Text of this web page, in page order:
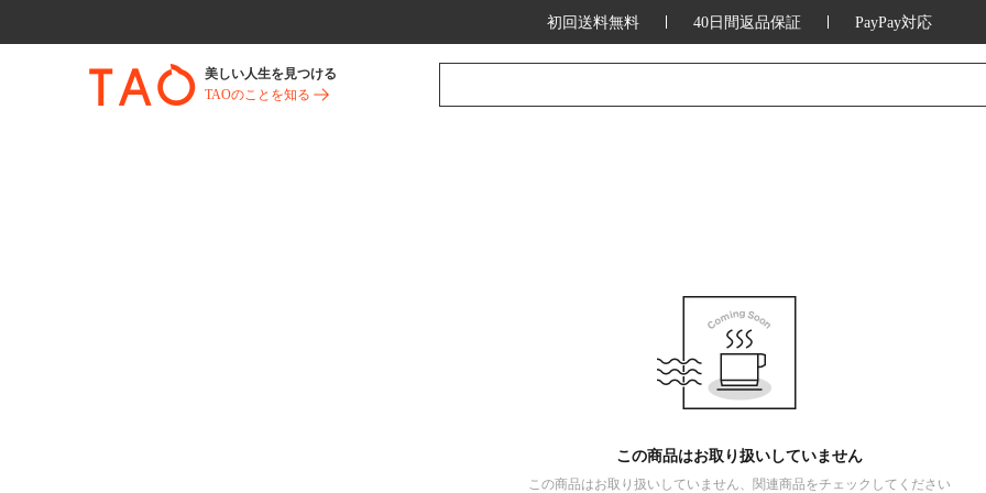
初回送料無料 40日間返品保証 PayPay対応
美しい人生を見つける
TAOのことを知る
この商品はお取り扱いしていません
この商品はお取り扱いしていません、関連商品をチェックしてください